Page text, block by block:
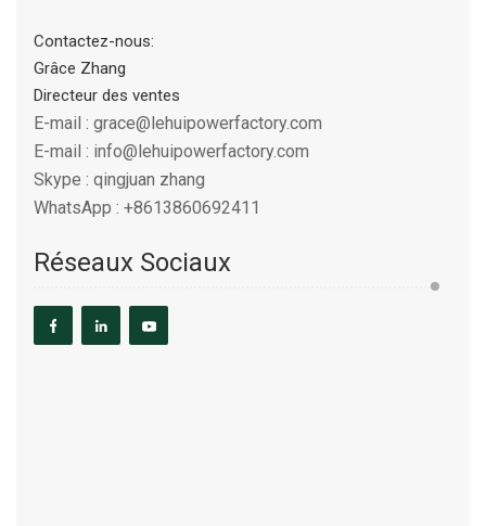
Contactez-nous:
Grâce Zhang
Directeur des ventes
E-mail : grace@lehuipowerfactory.com
E-mail : info@lehuipowerfactory.com
Skype : qingjuan zhang
WhatsApp : +8613860692411
Réseaux Sociaux